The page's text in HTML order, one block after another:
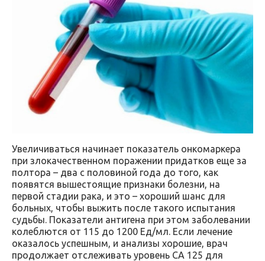
Увеличиваться начинает показатель онкомаркера
при злокачественном поражении придатков еще за
полтора – два с половиной года до того, как
появятся вышестоящие признаки болезни, на
первой стадии рака, и это – хороший шанс для
больных, чтобы выжить после такого испытания
судьбы. Показатели антигена при этом заболевании
колеблются от 115 до 1200 Ед/мл. Если лечение
оказалось успешным, и анализы хорошие, врач
продолжает отслеживать уровень СА 125 для